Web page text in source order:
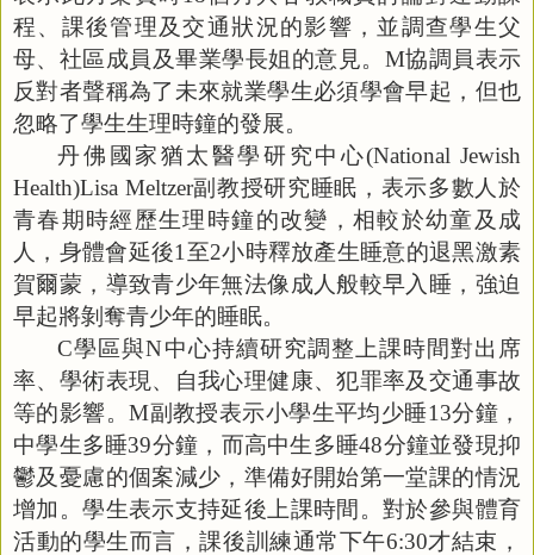
程、課後管理及交通狀況的影響，並調查學生父
母、社區成員及畢業學長姐的意見。 M協調員表示
反對者聲稱為了未來就業學生必須學會早起，但也
忽略了學生生理時鐘的發展。
丹佛國家猶太醫學研究中心(National Jewish
Health)Lisa Meltzer副教授研究睡眠，表示多數人於
青春期時經歷生理時鐘的改變，相較於幼童及成
人，身體會延後1 至2小時釋放產生睡意的退黑激素
賀爾蒙，導致青少年無法像成人般較早入睡，強迫
早起將剝奪青少年的睡眠。
C學區與N中心持續研究調整上課時間對出席
率、學術表現、自我心理健康、犯罪率及交通事故
等的影響。M副教授表示小學生平均少睡13分鐘，
中學生多睡39分鐘，而高中生多睡48分鐘並發現抑
鬱及憂慮的個案減少，準備好開始第一堂課的情況
增加。學生表示支持延後上課時間。對於參與體育
活動的學生而言，課後訓練通常下午6:30才結束，